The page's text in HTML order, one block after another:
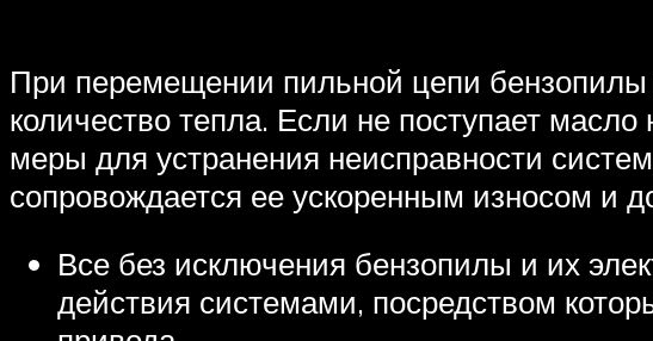
При перемещении пильной цепи
количество тепла. Если не поступает
меры для устранения неисправности
сопровождается ее ускоренным износом и
Все без исключения бензопилы и их
действия системами, посредством